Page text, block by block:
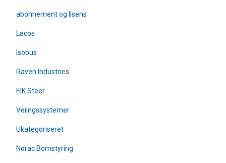
abonnement og lisens
Lacos
Isobus
Raven Industries
EIK Steer
Veiingssystemer
Ukategoriseret
Norac Bomstyring